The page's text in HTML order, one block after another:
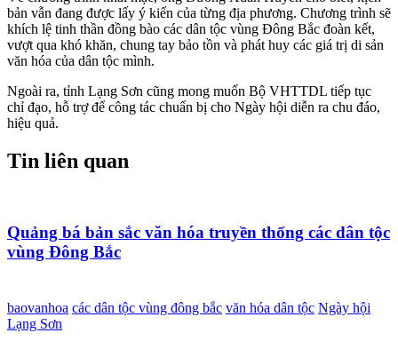
bản vẫn đang được lấy ý kiến của từng địa phương. Chương trình sẽ
khích lệ tinh thần đồng bào các dân tộc vùng Đông Bắc đoàn kết,
vượt qua khó khăn, chung tay bảo tồn và phát huy các giá trị di sản
văn hóa của dân tộc mình.
Ngoài ra, tỉnh Lạng Sơn cũng mong muốn Bộ VHTTDL tiếp tục
chỉ đạo, hỗ trợ để công tác chuẩn bị cho Ngày hội diễn ra chu đáo,
hiệu quả.
Tin liên quan
Quảng bá bản sắc văn hóa truyền thống các dân tộc
vùng Đông Bắc
baovanhoa các dân tộc vùng đông bắc văn hóa dân tộc Ngày hội
Lạng Sơn